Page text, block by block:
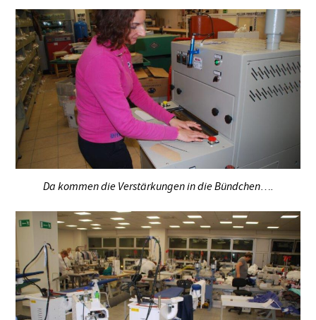
Da kommen die Verstärkungen in die Bündchen….